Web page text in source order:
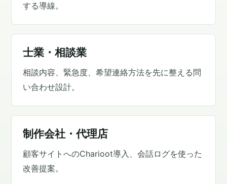
する導線。
士業・相談業
相談内容、緊急度、希望連絡方法を先に整える問
い合わせ設計。
制作会社・代理店
顧客サイトへのCharioot導入、会話ログを使った
改善提案。